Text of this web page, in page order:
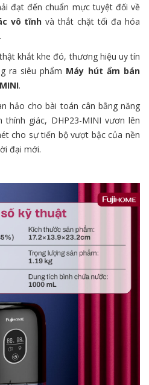
đạt đến chuẩn mực tuyệt đối về
vô tĩnh và thắt chặt tối đa hóa
khắt khe đó, thương hiệu uy tín
ra siêu phẩm Máy hút ẩm bán
.
hảo cho bài toán cân bằng năng
giác, DHP23-MINI vươn lên
cho sự tiến bộ vượt bậc của nền
đại mới.